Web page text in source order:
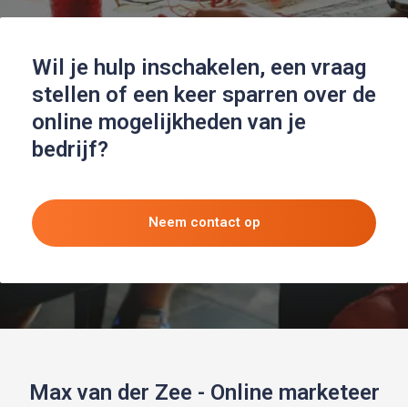
Wil je hulp inschakelen, een vraag
stellen of een keer sparren over de
online mogelijkheden van je
bedrijf?
Neem contact op
Max van der Zee - Online marketeer